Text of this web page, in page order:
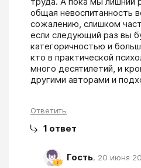
общая невоспитанность
сожалению, слишком
если следующий раз вы
категоричностью и
кто в практической
много десятилетий, и
другими авторами и
Ответить
1 ответ
Гость, 20 июня